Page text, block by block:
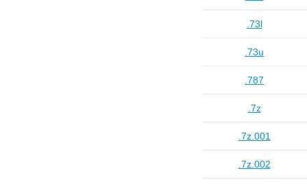
.73l
.73u
.787
.7z
.7z.001
.7z.002